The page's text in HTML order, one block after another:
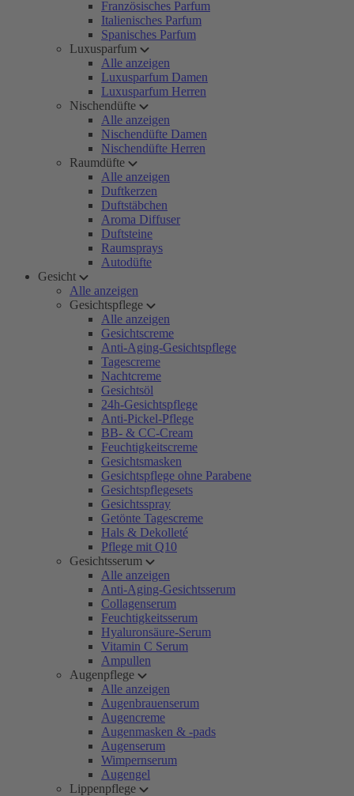
Französisches Parfum
Italienisches Parfum
Spanisches Parfum
Luxusparfum
Alle anzeigen
Luxusparfum Damen
Luxusparfum Herren
Nischendüfte
Alle anzeigen
Nischendüfte Damen
Nischendüfte Herren
Raumdüfte
Alle anzeigen
Duftkerzen
Duftstäbchen
Aroma Diffuser
Duftsteine
Raumsprays
Autodüfte
Gesicht
Alle anzeigen
Gesichtspflege
Alle anzeigen
Gesichtscreme
Anti-Aging-Gesichtspflege
Tagescreme
Nachtcreme
Gesichtsöl
24h-Gesichtspflege
Anti-Pickel-Pflege
BB- & CC-Cream
Feuchtigkeitscreme
Gesichtsmasken
Gesichtspflege ohne Parabene
Gesichtspflegesets
Gesichtsspray
Getönte Tagescreme
Hals & Dekolleté
Pflege mit Q10
Gesichtsserum
Alle anzeigen
Anti-Aging-Gesichtsserum
Collagenserum
Feuchtigkeitsserum
Hyaluronsäure-Serum
Vitamin C Serum
Ampullen
Augenpflege
Alle anzeigen
Augenbrauenserum
Augencreme
Augenmasken & -pads
Augenserum
Wimpernserum
Augengel
Lippenpflege